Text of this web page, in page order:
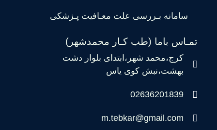
سامانه بـررسی علت معـافیت پـزشکی
تمـاس باما (طب کـار محمدشهر)
کرج،محمد شهر،ابتدای بلوار دشت
بهشت،نبش کوی یاس
02636201839
m.tebkar@gmail.com